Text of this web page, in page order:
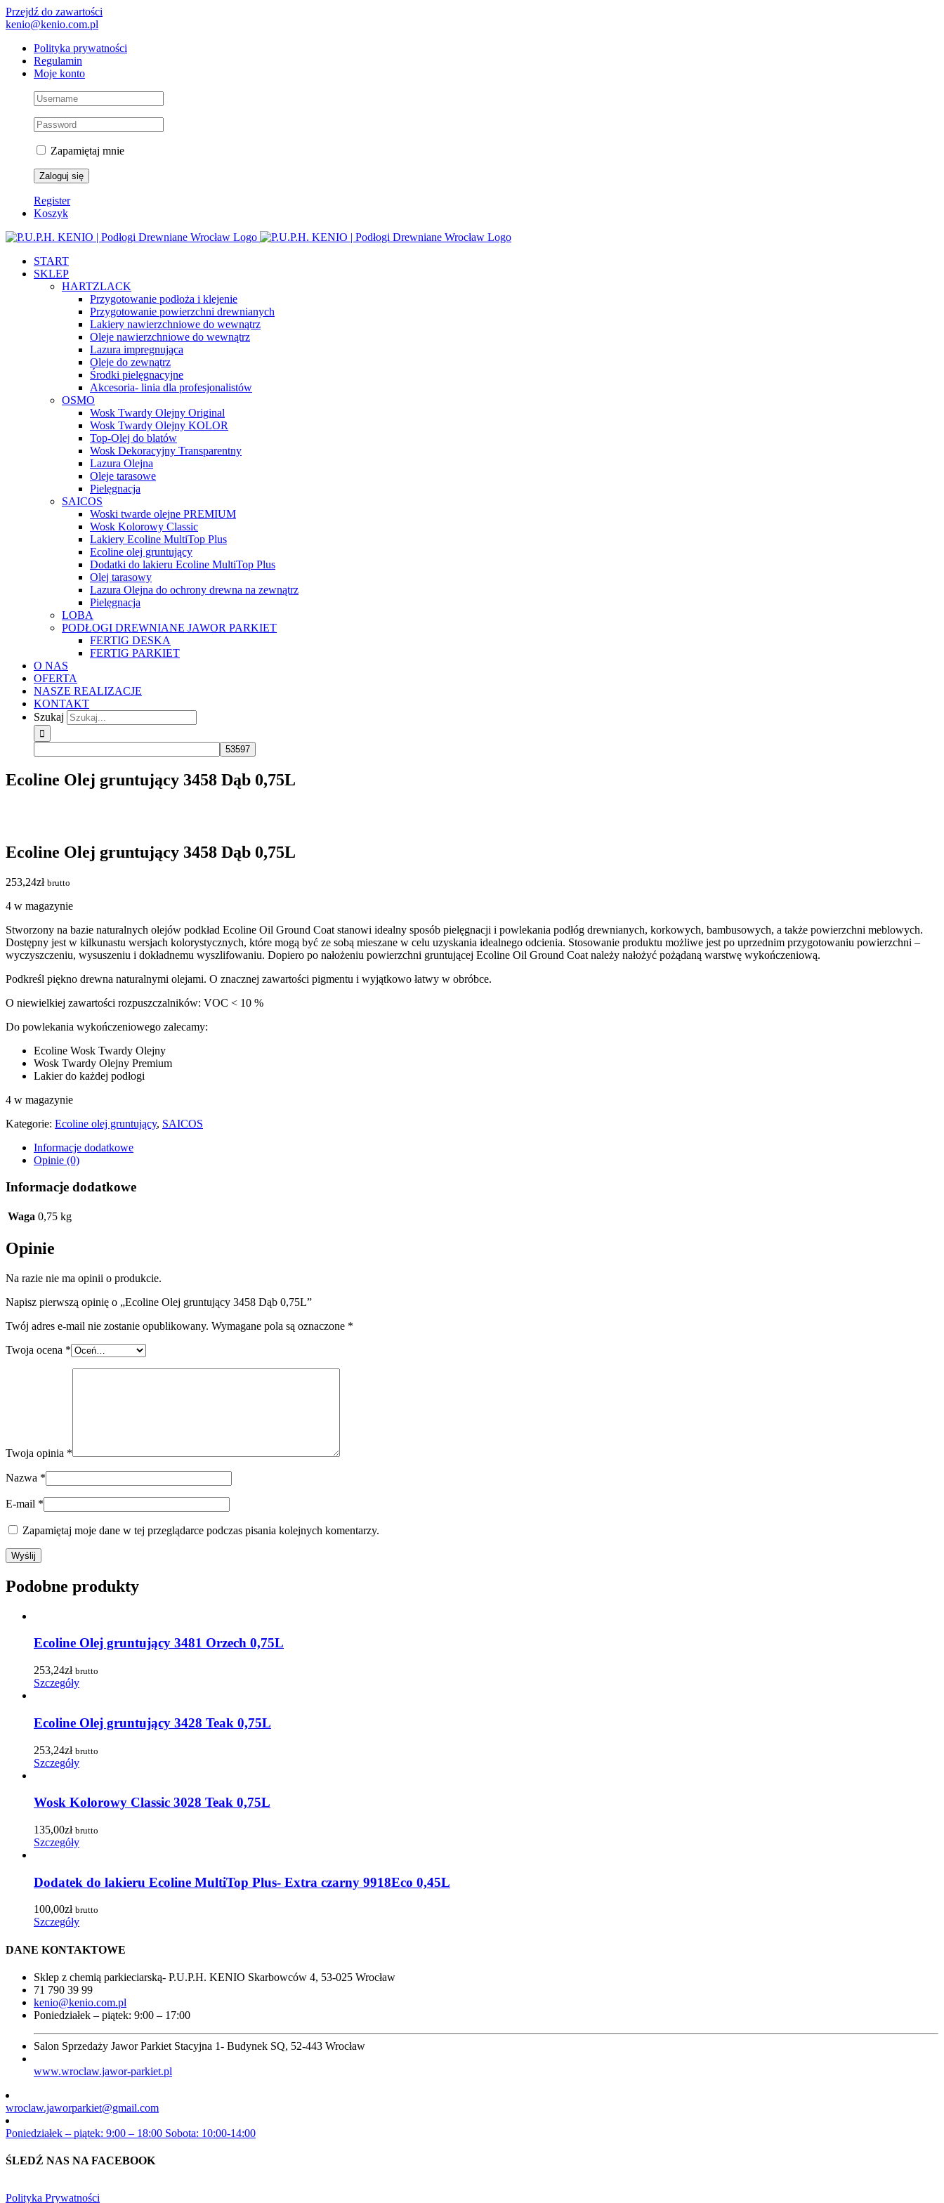
Przejdź do zawartości
kenio@kenio.com.pl
Polityka prywatności
Regulamin
Moje konto
Zapamiętaj mnie
Register
Koszyk
START
SKLEP
HARTZLACK
Przygotowanie podłoża i klejenie
Przygotowanie powierzchni drewnianych
Lakiery nawierzchniowe do wewnątrz
Oleje nawierzchniowe do wewnątrz
Lazura impregnująca
Oleje do zewnątrz
Środki pielęgnacyjne
Akcesoria- linia dla profesjonalistów
OSMO
Wosk Twardy Olejny Original
Wosk Twardy Olejny KOLOR
Top-Olej do blatów
Wosk Dekoracyjny Transparentny
Lazura Olejna
Oleje tarasowe
Pielęgnacja
SAICOS
Woski twarde olejne PREMIUM
Wosk Kolorowy Classic
Lakiery Ecoline MultiTop Plus
Ecoline olej gruntujący
Dodatki do lakieru Ecoline MultiTop Plus
Olej tarasowy
Lazura Olejna do ochrony drewna na zewnątrz
Pielęgnacja
LOBA
PODŁOGI DREWNIANE JAWOR PARKIET
FERTIG DESKA
FERTIG PARKIET
O NAS
OFERTA
NASZE REALIZACJE
KONTAKT
Szukaj
Ecoline Olej gruntujący 3458 Dąb 0,75L
Ecoline Olej gruntujący 3458 Dąb 0,75L
253,24zł brutto
4 w magazynie
Stworzony na bazie naturalnych olejów podkład Ecoline Oil Ground Coat stanowi idealny sposób pielęgnacji i powlekania podłóg drewnianych, korkowych, bambusowych, a także powierzchni meblowych.
Dostępny jest w kilkunastu wersjach kolorystycznych, które mogą być ze sobą mieszane w celu uzyskania idealnego odcienia. Stosowanie produktu możliwe jest po uprzednim przygotowaniu powierzchni –
wyczyszczeniu, wysuszeniu i dokładnemu wyszlifowaniu. Dopiero po nałożeniu powierzchni gruntującej Ecoline Oil Ground Coat należy nałożyć pożądaną warstwę wykończeniową.
Podkreśl piękno drewna naturalnymi olejami. O znacznej zawartości pigmentu i wyjątkowo łatwy w obróbce.
O niewielkiej zawartości rozpuszczalników: VOC < 10 %
Do powlekania wykończeniowego zalecamy:
Ecoline Wosk Twardy Olejny
Wosk Twardy Olejny Premium
Lakier do każdej podłogi
4 w magazynie
Kategorie: Ecoline olej gruntujący, SAICOS
Informacje dodatkowe
Opinie (0)
Informacje dodatkowe
Waga 0,75 kg
Opinie
Na razie nie ma opinii o produkcie.
Napisz pierwszą opinię o „Ecoline Olej gruntujący 3458 Dąb 0,75L”
Twój adres e-mail nie zostanie opublikowany. Wymagane pola są oznaczone *
Twoja ocena *
Twoja opinia *
Nazwa *
E-mail *
Zapamiętaj moje dane w tej przeglądarce podczas pisania kolejnych komentarzy.
Podobne produkty
Ecoline Olej gruntujący 3481 Orzech 0,75L
253,24zł brutto
Szczegóły
Ecoline Olej gruntujący 3428 Teak 0,75L
253,24zł brutto
Szczegóły
Wosk Kolorowy Classic 3028 Teak 0,75L
135,00zł brutto
Szczegóły
Dodatek do lakieru Ecoline MultiTop Plus- Extra czarny 9918Eco 0,45L
100,00zł brutto
Szczegóły
DANE KONTAKTOWE
Sklep z chemią parkieciarską- P.U.P.H. KENIO Skarbowców 4, 53-025 Wrocław
71 790 39 99
kenio@kenio.com.pl
Poniedziałek – piątek: 9:00 – 17:00
Salon Sprzedaży Jawor Parkiet Stacyjna 1- Budynek SQ, 52-443 Wrocław
www.wroclaw.jawor-parkiet.pl
wroclaw.jaworparkiet@gmail.com
Poniedziałek – piątek: 9:00 – 18:00 Sobota: 10:00-14:00
ŚLEDŹ NAS NA FACEBOOK
Polityka Prywatności